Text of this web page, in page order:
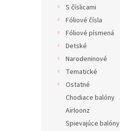
S číslicami
Fóliové čísla
Fóliové písmená
Detské
Narodeninové
Tematické
Ostatné
Chodiace balóny
Airloonz
Spievajúce balóny